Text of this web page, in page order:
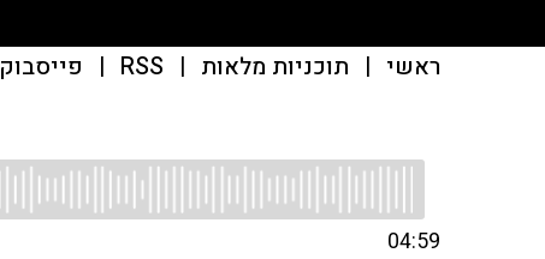
ראשי | תוכניות מלאות |
RSS
| פייסבוק
04:59